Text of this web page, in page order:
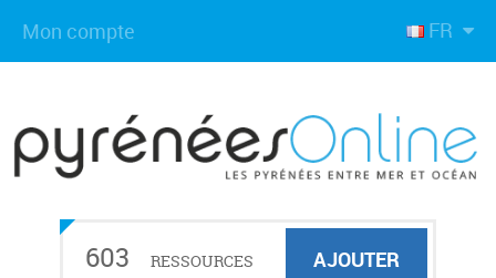
FR
Mon compte
603 RESSOURCES AJOUTER